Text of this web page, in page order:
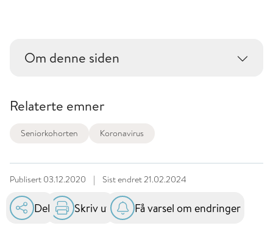
Om denne siden
Relaterte emner
Seniorkohorten Koronavirus
Publisert 03.12.2020 | Sist endret21.02.2024
Del Skriv ut Få varsel om endringer